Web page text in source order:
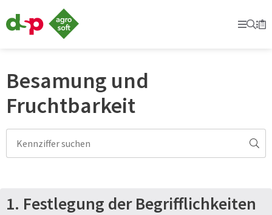
Besamung und
Fruchtbarkeit
1. Festlegung der Begrifflichkeiten